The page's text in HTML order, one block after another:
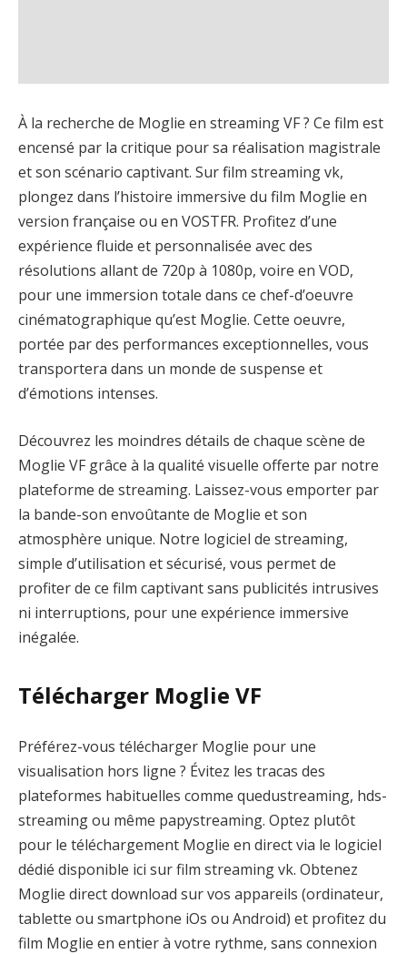
À la recherche de Moglie en streaming VF ? Ce film est
encensé par la critique pour sa réalisation magistrale
et son scénario captivant. Sur film streaming vk,
plongez dans l’histoire immersive du film Moglie en
version française ou en VOSTFR. Profitez d’une
expérience fluide et personnalisée avec des
résolutions allant de 720p à 1080p, voire en VOD,
pour une immersion totale dans ce chef-d’oeuvre
cinématographique qu’est Moglie. Cette oeuvre,
portée par des performances exceptionnelles, vous
transportera dans un monde de suspense et
d’émotions intenses.
Découvrez les moindres détails de chaque scène de
Moglie VF grâce à la qualité visuelle offerte par notre
plateforme de streaming. Laissez-vous emporter par
la bande-son envoûtante de Moglie et son
atmosphère unique. Notre logiciel de streaming,
simple d’utilisation et sécurisé, vous permet de
profiter de ce film captivant sans publicités intrusives
ni interruptions, pour une expérience immersive
inégalée.
Télécharger Moglie VF
Préférez-vous télécharger Moglie pour une
visualisation hors ligne ? Évitez les tracas des
plateformes habituelles comme quedustreaming, hds-
streaming ou même papystreaming. Optez plutôt
pour le téléchargement Moglie en direct via le logiciel
dédié disponible ici sur film streaming vk. Obtenez
Moglie direct download sur vos appareils (ordinateur,
tablette ou smartphone iOs ou Android) et profitez du
film Moglie en entier à votre rythme, sans connexion